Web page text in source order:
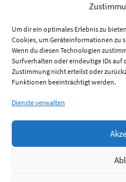
Um dir ein optimales Erlebnis zu
Cookies, um Geräteinformationen zu
Wenn du diesen Technologien
Surfverhalten oder eindeutige IDs auf
Zustimmung nicht erteilst oder
Funktionen beeinträchtigt werden.
Dienste verwalten